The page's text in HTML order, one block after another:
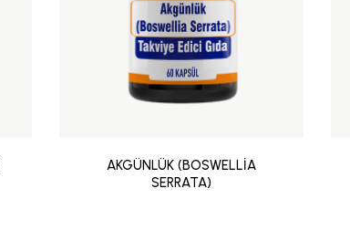
AKGÜNLÜK (BOSWELLİA
SERRATA)